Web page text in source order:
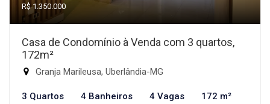
R$ 1.350.000
Casa de Condomínio à Venda com 3 quartos,
172m²
Granja Marileusa, Uberlândia-MG
3 Quartos 4 Banheiros 4 Vagas 172 m²